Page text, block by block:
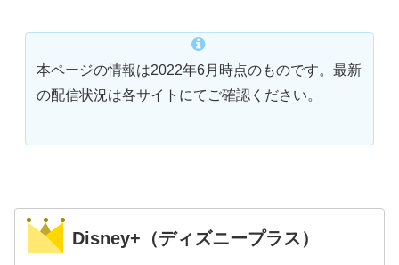
本ページの情報は2022年6月時点のものです。最新
の配信状況は各サイトにてご確認ください。
Disney+（ディズニープラス）